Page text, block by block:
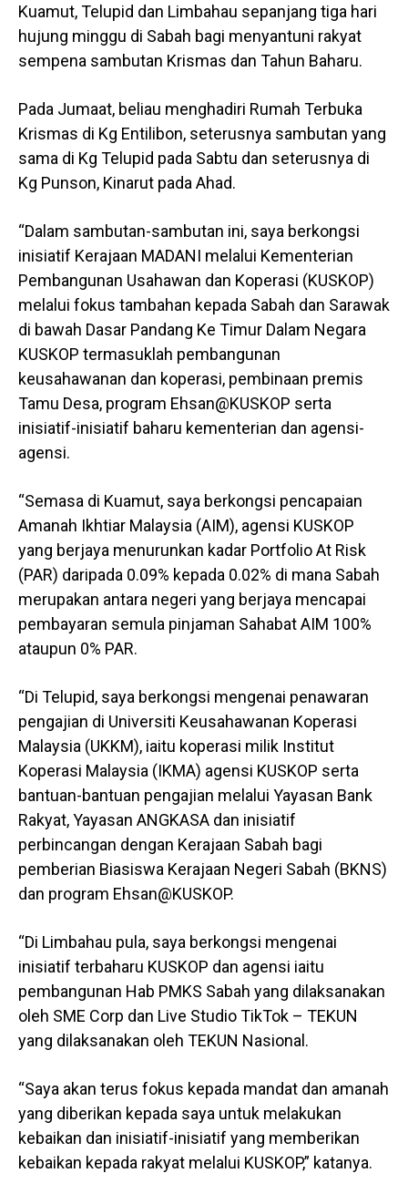
Kuamut, Telupid dan Limbahau sepanjang tiga hari
hujung minggu di Sabah bagi menyantuni rakyat
sempena sambutan Krismas dan Tahun Baharu.
Pada Jumaat, beliau menghadiri Rumah Terbuka
Krismas di Kg Entilibon, seterusnya sambutan yang
sama di Kg Telupid pada Sabtu dan seterusnya di
Kg Punson, Kinarut pada Ahad.
“Dalam sambutan-sambutan ini, saya berkongsi
inisiatif Kerajaan MADANI melalui Kementerian
Pembangunan Usahawan dan Koperasi (KUSKOP)
melalui fokus tambahan kepada Sabah dan Sarawak
di bawah Dasar Pandang Ke Timur Dalam Negara
KUSKOP termasuklah pembangunan
keusahawanan dan koperasi, pembinaan premis
Tamu Desa, program Ehsan@KUSKOP serta
inisiatif-inisiatif baharu kementerian dan agensi-
agensi.
“Semasa di Kuamut, saya berkongsi pencapaian
Amanah Ikhtiar Malaysia (AIM), agensi KUSKOP
yang berjaya menurunkan kadar Portfolio At Risk
(PAR) daripada 0.09% kepada 0.02% di mana Sabah
merupakan antara negeri yang berjaya mencapai
pembayaran semula pinjaman Sahabat AIM 100%
ataupun 0% PAR.
“Di Telupid, saya berkongsi mengenai penawaran
pengajian di Universiti Keusahawanan Koperasi
Malaysia (UKKM), iaitu koperasi milik Institut
Koperasi Malaysia (IKMA) agensi KUSKOP serta
bantuan-bantuan pengajian melalui Yayasan Bank
Rakyat, Yayasan ANGKASA dan inisiatif
perbincangan dengan Kerajaan Sabah bagi
pemberian Biasiswa Kerajaan Negeri Sabah (BKNS)
dan program Ehsan@KUSKOP.
“Di Limbahau pula, saya berkongsi mengenai
inisiatif terbaharu KUSKOP dan agensi iaitu
pembangunan Hab PMKS Sabah yang dilaksanakan
oleh SME Corp dan Live Studio TikTok – TEKUN
yang dilaksanakan oleh TEKUN Nasional.
“Saya akan terus fokus kepada mandat dan amanah
yang diberikan kepada saya untuk melakukan
kebaikan dan inisiatif-inisiatif yang memberikan
kebaikan kepada rakyat melalui KUSKOP,” katanya.